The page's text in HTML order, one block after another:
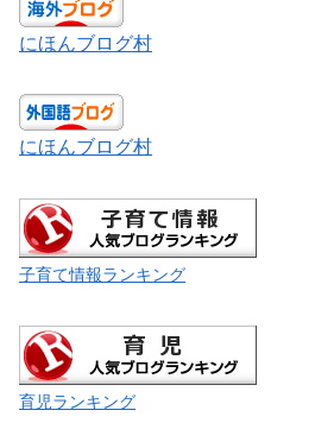
にほんブログ村
にほんブログ村
子育て情報ランキング
育児ランキング